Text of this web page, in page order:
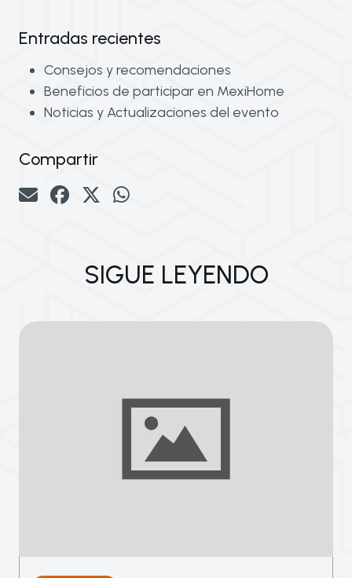
Entradas recientes
Consejos y recomendaciones
Beneficios de participar en MexiHome
Noticias y Actualizaciones del evento
Compartir
SIGUE LEYENDO